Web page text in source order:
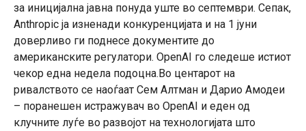
за иницијална јавна понуда уште во септември. Сепак,
Anthropic ја изненади конкуренцијата и на 1 јуни
доверливо ги поднесе документите до
американските регулатори. OpenAI го следеше истиот
чекор една недела подоцна.Во центарот на
ривалството се наоѓаат Сем Алтман и Дарио Амодеи
– поранешен истражувач во OpenAI и еден од
клучните луѓе во развојот на технологијата што